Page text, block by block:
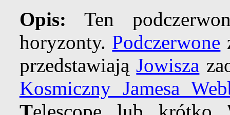
Opis: Ten
horyzonty. Podczerwone
przedstawiająJowisza
Kosmiczny Jamesa